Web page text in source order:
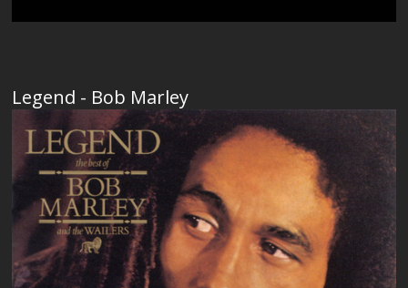
Legend - Bob Marley